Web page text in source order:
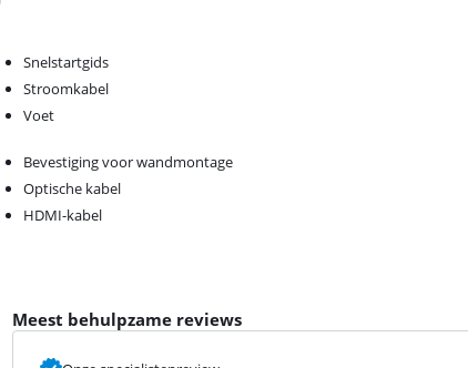
Snelstartgids
Stroomkabel
Voet
Bevestiging voor wandmontage
Optische kabel
HDMI-kabel
Meest behulpzame reviews